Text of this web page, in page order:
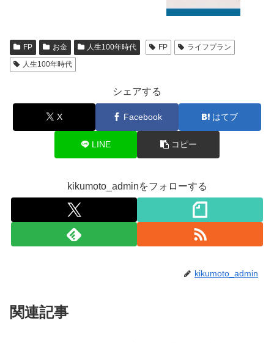
FP お金 人生100年時代 FP
ライフプラン
人生100年時代
シェアする
X Facebook はてブ
LINE コピー
kikumoto_adminをフォローする
kikumoto_admin
関連記事